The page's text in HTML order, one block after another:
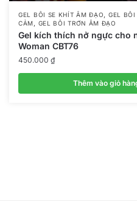
GEL BÔI SE KHÍT ÂM ĐẠO
GEL
CẢM
GEL BÔI TRƠN ÂM ĐẠO
Gel kích thích nở ngực cho
Woman CBT76
450.000 ₫
Thêm vào giỏ